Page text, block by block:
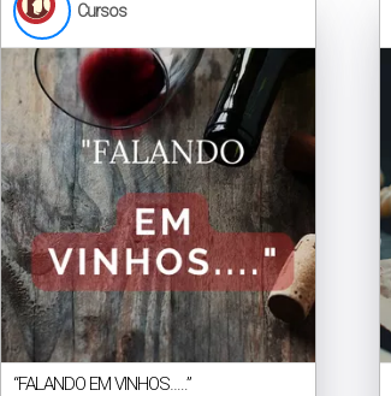
Cursos
“FALANDO EM VINHOS…..”